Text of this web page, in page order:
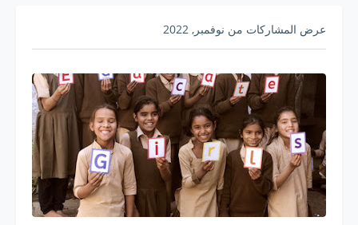
عرض المشاركات من نوفمبر, 2022